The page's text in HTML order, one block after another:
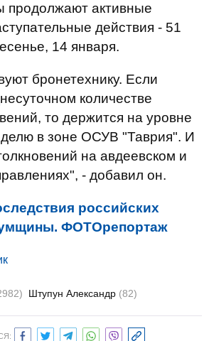
продолжают активные
действия - 51
14 января.
бронетехнику. Если
количестве
то держится на уровне
в зоне ОСУВ "Таврия". И
на авдеевском и
- добавил он.
российских
ФОТОрепортаж
Штупун Александр (82)